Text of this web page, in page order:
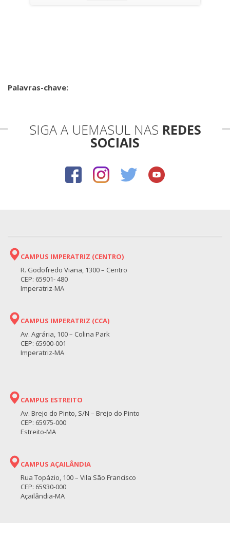
Palavras-chave:
SIGA A UEMASUL NAS REDES
SOCIAIS
CAMPUS IMPERATRIZ (CENTRO)
R. Godofredo Viana, 1300 – Centro
CEP: 65901- 480
Imperatriz-MA
CAMPUS IMPERATRIZ (CCA)
Av. Agrária, 100 – Colina Park
CEP: 65900-001
Imperatriz-MA
CAMPUS ESTREITO
Av. Brejo do Pinto, S/N – Brejo do Pinto
CEP: 65975-000
Estreito-MA
CAMPUS AÇAILÂNDIA
Rua Topázio, 100 – Vila São Francisco
CEP: 65930-000
Açailândia-MA